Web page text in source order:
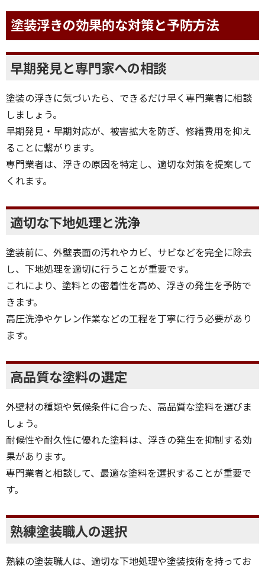
塗装浮きの効果的な対策と予防方法
早期発見と専門家への相談
塗装の浮きに気づいたら、できるだけ早く専門業者に相談
しましょう。
早期発見・早期対応が、被害拡大を防ぎ、修繕費用を抑え
ることに繋がります。
専門業者は、浮きの原因を特定し、適切な対策を提案して
くれます。
適切な下地処理と洗浄
塗装前に、外壁表面の汚れやカビ、サビなどを完全に除去
し、下地処理を適切に行うことが重要です。
これにより、塗料との密着性を高め、浮きの発生を予防で
きます。
高圧洗浄やケレン作業などの工程を丁寧に行う必要があり
ます。
高品質な塗料の選定
外壁材の種類や気候条件に合った、高品質な塗料を選びま
しょう。
耐候性や耐久性に優れた塗料は、浮きの発生を抑制する効
果があります。
専門業者と相談して、最適な塗料を選択することが重要で
す。
熟練塗装職人の選択
熟練の塗装職人は、適切な下地処理や塗装技術を持ってお